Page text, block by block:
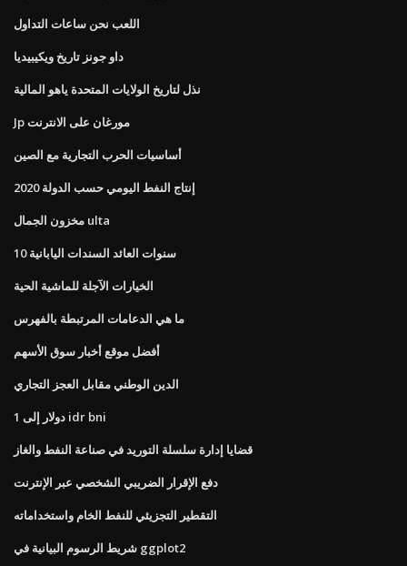
اللعب نحن ساعات التداول
داو جونز تاريخ ويكيبيديا
نذل لتاريخ الولايات المتحدة ياهو المالية
Jp مورغان على الانترنت
أساسيات الحرب التجارية مع الصين
إنتاج النفط اليومي حسب الدولة 2020
مخزون الجمال ulta
10 سنوات العائد السندات اليابانية
الخيارات الآجلة للماشية الحية
ما هي الدعامات المرتبطة بالفهرس
أفضل موقع أخبار سوق الأسهم
الدين الوطني مقابل العجز التجاري
1 دولار إلى idr bni
قضايا إدارة سلسلة التوريد في صناعة النفط والغاز
دفع الإقرار الضريبي الشخصي عبر الإنترنت
التقطير التجزيئي للنفط الخام واستخداماته
شريط الرسوم البيانية في ggplot2